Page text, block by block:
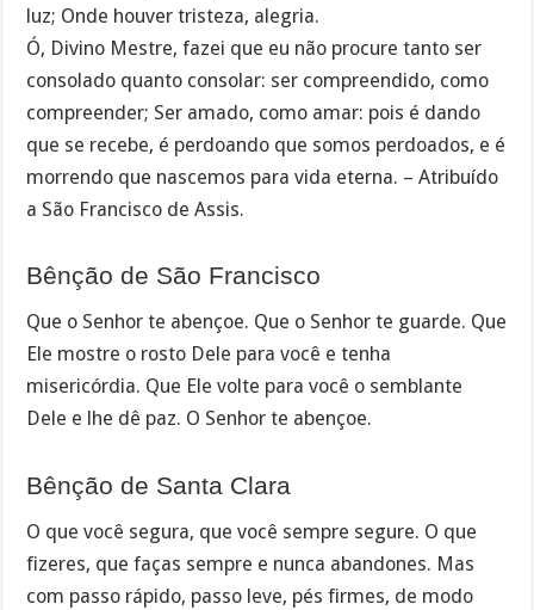
luz; Onde houver tristeza, alegria.
Ó, Divino Mestre, fazei que eu não procure tanto ser
consolado quanto consolar: ser compreendido, como
compreender; Ser amado, como amar: pois é dando
que se recebe, é perdoando que somos perdoados, e é
morrendo que nascemos para vida eterna. – Atribuído
a São Francisco de Assis.
Bênção de São Francisco
Que o Senhor te abençoe. Que o Senhor te guarde. Que
Ele mostre o rosto Dele para você e tenha
misericórdia. Que Ele volte para você o semblante
Dele e lhe dê paz. O Senhor te abençoe.
Bênção de Santa Clara
O que você segura, que você sempre segure. O que
fizeres, que faças sempre e nunca abandones. Mas
com passo rápido, passo leve, pés firmes, de modo